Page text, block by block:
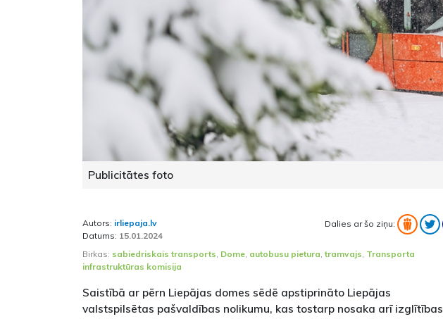
Publicitātes foto
Autors: irliepaja.lv
Datums: 15.01.2024
Dalies ar šo ziņu:
Birkas: sabiedriskais transports, Dome, autobusu pietura,tramvajs, Transporta
infrastruktūras komisija
Saistībā ar pērn Liepājas domes sēdē apstiprināto Liepājas
valstspilsētas pašvaldības nolikumu, kas tostarp nosaka arī izglītības